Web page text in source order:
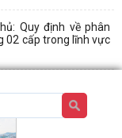
Quy định về phân
02 cấp trong lĩnh vực